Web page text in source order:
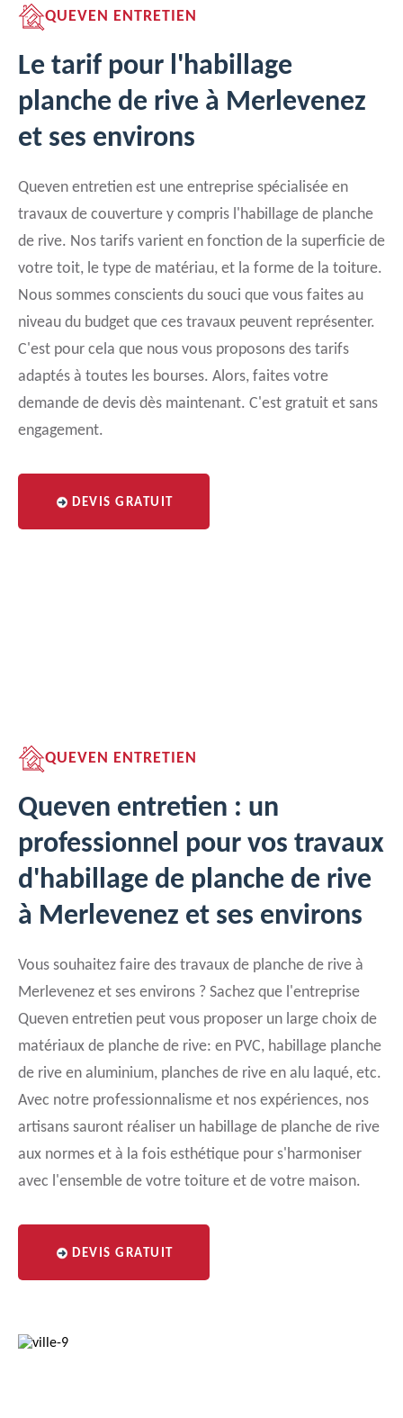
QUEVEN ENTRETIEN
Le tarif pour l'habillage
planche de rive à Merlevenez
et ses environs
Queven entretien est une entreprise spécialisée en
travaux de couverture y compris l'habillage de planche
de rive. Nos tarifs varient en fonction de la superficie de
votre toit, le type de matériau, et la forme de la toiture.
Nous sommes conscients du souci que vous faites au
niveau du budget que ces travaux peuvent représenter.
C'est pour cela que nous vous proposons des tarifs
adaptés à toutes les bourses. Alors, faites votre
demande de devis dès maintenant. C'est gratuit et sans
engagement.
DEVIS GRATUIT
QUEVEN ENTRETIEN
Queven entretien : un
professionnel pour vos travaux
d'habillage de planche de rive
à Merlevenez et ses environs
Vous souhaitez faire des travaux de planche de rive à
Merlevenez et ses environs ? Sachez que l'entreprise
Queven entretien peut vous proposer un large choix de
matériaux de planche de rive: en PVC, habillage planche
de rive en aluminium, planches de rive en alu laqué, etc.
Avec notre professionnalisme et nos expériences, nos
artisans sauront réaliser un habillage de planche de rive
aux normes et à la fois esthétique pour s'harmoniser
avec l'ensemble de votre toiture et de votre maison.
DEVIS GRATUIT